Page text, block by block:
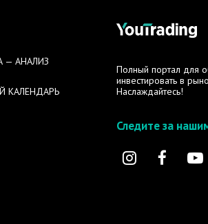
— АНАЛИЗ
КАЛЕНДАРЬ
Полный портал для
инвестировать в
Наслаждайтесь!
Следите за